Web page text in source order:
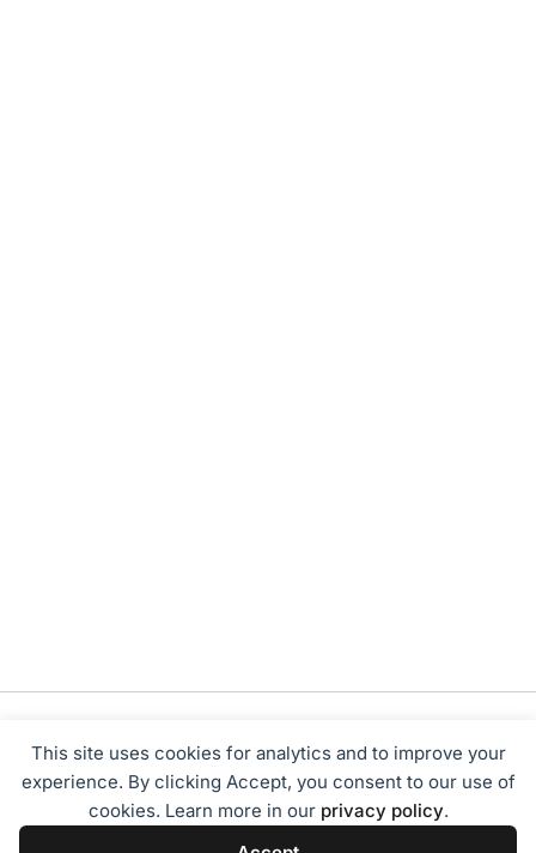
This site uses cookies for analytics and to improve your
experience. By clicking Accept, you consent to our use of
cookies. Learn more in our privacy policy.
Tentang Kami Redaksi Disclaimer
Privacy Policy